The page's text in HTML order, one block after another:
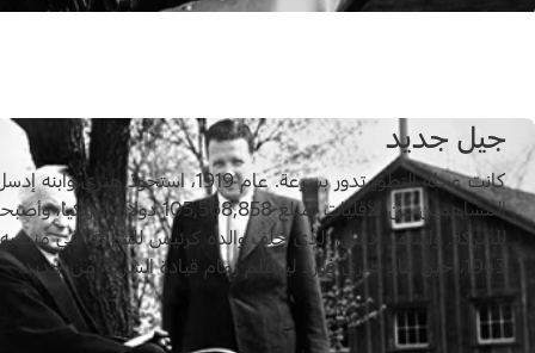
جيل جديد
كانت عجلة التطوّر تدور بسرعة. عام 1919،
المساهمين من الأقليات بمبلغ 105,568,858
للشركة. واستمر إدسل، الذي خلف والده كرئيس للشركة، في
1943، حين عاد هنري فورد ليستلم زمام قيادة الشركة من جديد.